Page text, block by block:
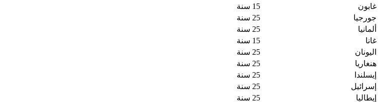
غابون
15 سنة
جورجيا
25 سنة
ألمانيا
25 سنة
غانا
15 سنة
اليونان
25 سنة
هنغاريا
25 سنة
إيسلندا
25 سنة
إسرائيل
25 سنة
إيطاليا
25 سنة